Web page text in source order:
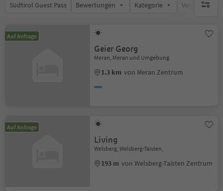
Südtirol Guest Pass Bewertungen Kategorie keine
Auf Anfrage
Geier Georg
Meran, Meran und Umgebung
1.3 km von Meran Zentrum
Auf Anfrage
Living
Welsberg, Welsberg-Taisten,
193 m von Welsberg-Taisten Zentrum